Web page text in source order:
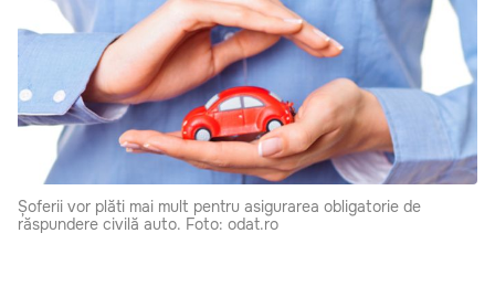
Șoferii vor plăti mai mult pentru asigurarea obligatorie de
răspundere civilă auto. Foto: odat.ro